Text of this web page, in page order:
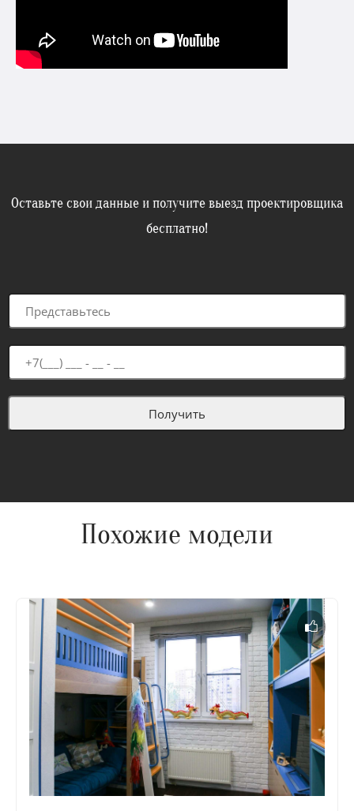
Оставьте свои данные и получите выезд проектировщика
бесплатно!
Похожие модели